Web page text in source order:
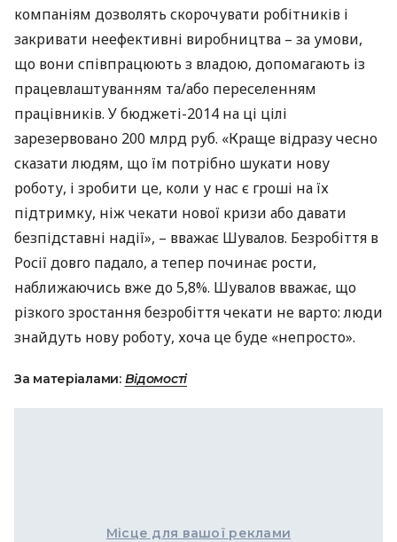
компаніям дозволять скорочувати робітників і
закривати неефективні виробництва – за умови,
що вони співпрацюють з владою, допомагають із
працевлаштуванням та/або переселенням
працівників. У бюджеті-2014 на ці цілі
зарезервовано 200 млрд руб. «Краще відразу чесно
сказати людям, що їм потрібно шукати нову
роботу, і зробити це, коли у нас є гроші на їх
підтримку, ніж чекати нової кризи або давати
безпідставні надії», – вважає Шувалов. Безробіття в
Росії довго падало, а тепер починає рости,
наближаючись вже до 5,8%. Шувалов вважає, що
різкого зростання безробіття чекати не варто: люди
знайдуть нову роботу, хоча це буде «непросто».
За матеріалами: Відомості
Місце для вашої реклами